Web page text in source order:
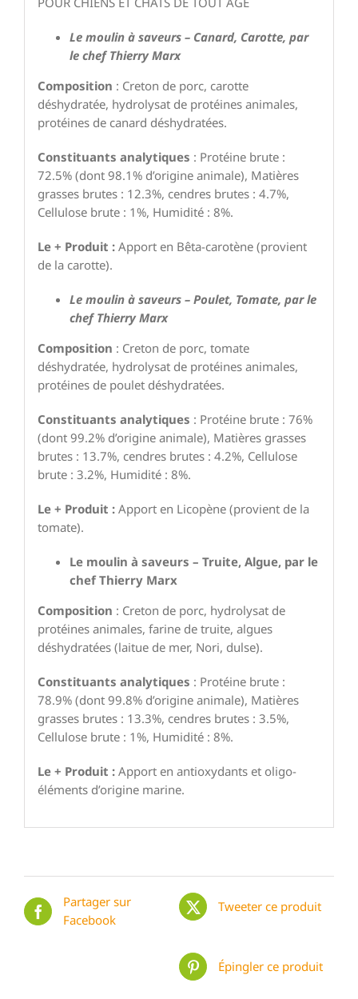
Le moulin à saveurs – Canard, Carotte, par
le chef Thierry Marx
Composition : Creton de porc, carotte
déshydratée, hydrolysat de protéines animales,
protéines de canard déshydratées.
Constituants analytiques : Protéine brute :
72.5% (dont 98.1% d’origine animale), Matières
grasses brutes : 12.3%, cendres brutes : 4.7%,
Cellulose brute : 1%, Humidité : 8%.
Le + Produit :Apport en Bêta-carotène (provient
de la carotte).
Le moulin à saveurs – Poulet, Tomate, par le
chef Thierry Marx
Composition : Creton de porc, tomate
déshydratée, hydrolysat de protéines animales,
protéines de poulet déshydratées.
Constituants analytiques : Protéine brute : 76%
(dont 99.2% d’origine animale), Matières grasses
brutes : 13.7%, cendres brutes : 4.2%, Cellulose
brute : 3.2%, Humidité : 8%.
Le + Produit :Apport en Licopène (provient de la
tomate).
Le moulin à saveurs – Truite, Algue, par le
chef Thierry Marx
Composition : Creton de porc, hydrolysat de
protéines animales, farine de truite, algues
déshydratées (laitue de mer, Nori, dulse).
Constituants analytiques : Protéine brute :
78.9% (dont 99.8% d’origine animale), Matières
grasses brutes : 13.3%, cendres brutes : 3.5%,
Cellulose brute : 1%, Humidité : 8%.
Le + Produit :Apport en antioxydants et oligo-
éléments d’origine marine.
Partager sur
Facebook
Tweeter ce produit
Épingler ce produit